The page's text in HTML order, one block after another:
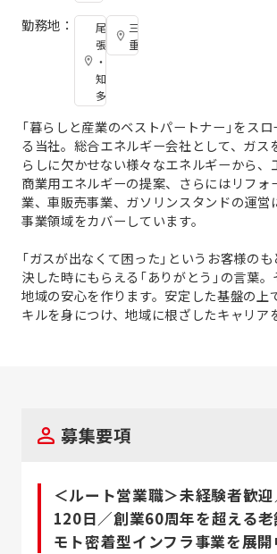
勤務地：
尾
張
・
知
多
三
重
「暮らしと産業のベストパートナー」をス
る当社。総合エネルギー会社として、ガス
らしに欠かせない様々なエネルギーから、
商業用エネルギーの提案、さらにはリフォ
業、車販売事業、ガソリンスタンドの運営
事業領域をカバーしています。
「ガスが出なくて困った」というお客様の
決した時にもらえる「ありがとう」の言葉。
地域の安心を作ります。安定した基盤の上
キルを身につけ、地域に根ざしたキャリア
募集要項
＜ルート営業職＞未経験者歓
120日／創業60周年を超える
モト密着型インフラ事業を展開